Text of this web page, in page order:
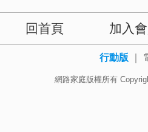
回首頁 加入
行動版
網路家庭版權所有